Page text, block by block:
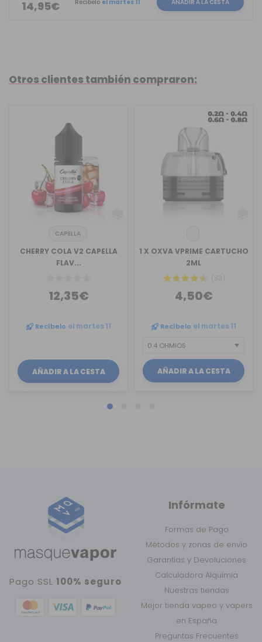
14,95€ Recíbelo el martes 11 AÑADIR A LA CESTA
Otros clientes también compraron:
CAPELLA
CHERRY COLA V2 CAPELLA
FLAV...
12,35€
Recíbelo el martes 11
AÑADIR A LA CESTA
1 X OXVA VPRIME CARTUCHO
2ML
(33)
4,50€
Recíbelo el martes 11
AÑADIR A LA CESTA
Pago SSL100% seguro
Infórmate
Formas de Pago
Métodos y zonas de envío
Garantías y Devoluciones
Calculadora Alquimia
Nuestras tiendas
Mejor tienda vapeo y vapers
en España
Preguntas Frecuentes